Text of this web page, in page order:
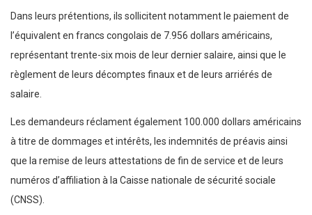
Dans leurs prétentions, ils sollicitent notamment le paiement de
l’équivalent en francs congolais de 7.956 dollars américains,
représentant trente-six mois de leur dernier salaire, ainsi que le
règlement de leurs décomptes finaux et de leurs arriérés de
salaire.
Les demandeurs réclament également 100.000 dollars américains
à titre de dommages et intérêts, les indemnités de préavis ainsi
que la remise de leurs attestations de fin de service et de leurs
numéros d’affiliation à la Caisse nationale de sécurité sociale
(CNSS).